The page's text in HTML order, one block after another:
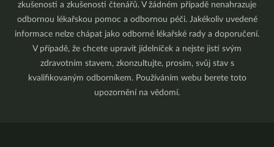
zkušenosti a zkušenosti čtenářů. V žádném případě nenahrazuje
odbornou lékařskou pomoc a odbornou péči. Jakékoliv uvedené
informace nelze chápat jako odborné lékařské rady a doporučení.
V případě, že chcete upravit jídelníček a nejste jistí svým
zdravotním stavem, zkonzultujte, prosím, svůj stav s
kvalifikovaným odborníkem. Používáním webu berete toto
upozornění na vědomí.